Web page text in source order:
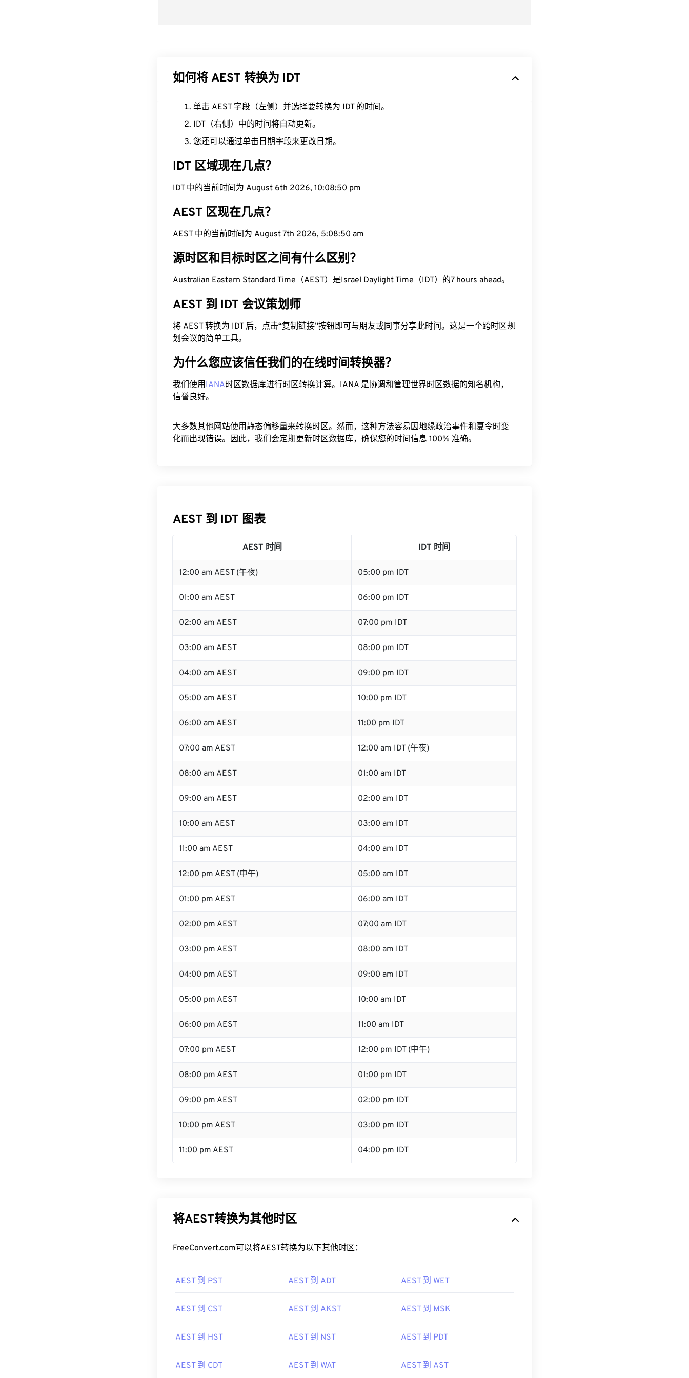
如何将 AEST 转换为 IDT
单击 AEST 字段（左侧）并选择要转换为 IDT 的时间。
IDT（右侧）中的时间将自动更新。
您还可以通过单击日期字段来更改日期。
IDT 区域现在几点？
IDT 中的当前时间为 August 6th 2026, 10:08:51 pm
AEST 区现在几点？
AEST 中的当前时间为 August 7th 2026, 5:08:51 am
源时区和目标时区之间有什么区别？
Australian Eastern Standard Time（AEST）是Israel Daylight Time（IDT）的7 hours ahead。
AEST 到 IDT 会议策划师
将 AEST 转换为 IDT 后，点击“复制链接”按钮即可与朋友或同事分享此时间。这是一个跨时区规
划会议的简单工具。
为什么您应该信任我们的在线时间转换器？
我们使用IANA时区数据库进行时区转换计算。IANA 是协调和管理世界时区数据的知名机构，
信誉良好。
大多数其他网站使用静态偏移量来转换时区。然而，这种方法容易因地缘政治事件和夏令时变
化而出现错误。因此，我们会定期更新时区数据库，确保您的时间信息 100% 准确。
AEST 到 IDT 图表
AEST 时间 IDT 时间
12:00 am AEST (午夜) 05:00 pm IDT
01:00 am AEST 06:00 pm IDT
02:00 am AEST 07:00 pm IDT
03:00 am AEST 08:00 pm IDT
04:00 am AEST 09:00 pm IDT
05:00 am AEST 10:00 pm IDT
06:00 am AEST 11:00 pm IDT
07:00 am AEST 12:00 am IDT (午夜)
08:00 am AEST 01:00 am IDT
09:00 am AEST 02:00 am IDT
10:00 am AEST 03:00 am IDT
11:00 am AEST 04:00 am IDT
12:00 pm AEST (中午) 05:00 am IDT
01:00 pm AEST 06:00 am IDT
02:00 pm AEST 07:00 am IDT
03:00 pm AEST 08:00 am IDT
04:00 pm AEST 09:00 am IDT
05:00 pm AEST 10:00 am IDT
06:00 pm AEST 11:00 am IDT
07:00 pm AEST 12:00 pm IDT (中午)
08:00 pm AEST 01:00 pm IDT
09:00 pm AEST 02:00 pm IDT
10:00 pm AEST 03:00 pm IDT
11:00 pm AEST 04:00 pm IDT
将AEST转换为其他时区
FreeConvert.com可以将AEST转换为以下其他时区：
AEST 到 PST AEST 到 ADT AEST 到 WET
AEST 到 CST AEST 到 AKST AEST 到 MSK
AEST 到 HST AEST 到 NST AEST 到 PDT
AEST 到 CDT AEST 到 WAT AEST 到 AST